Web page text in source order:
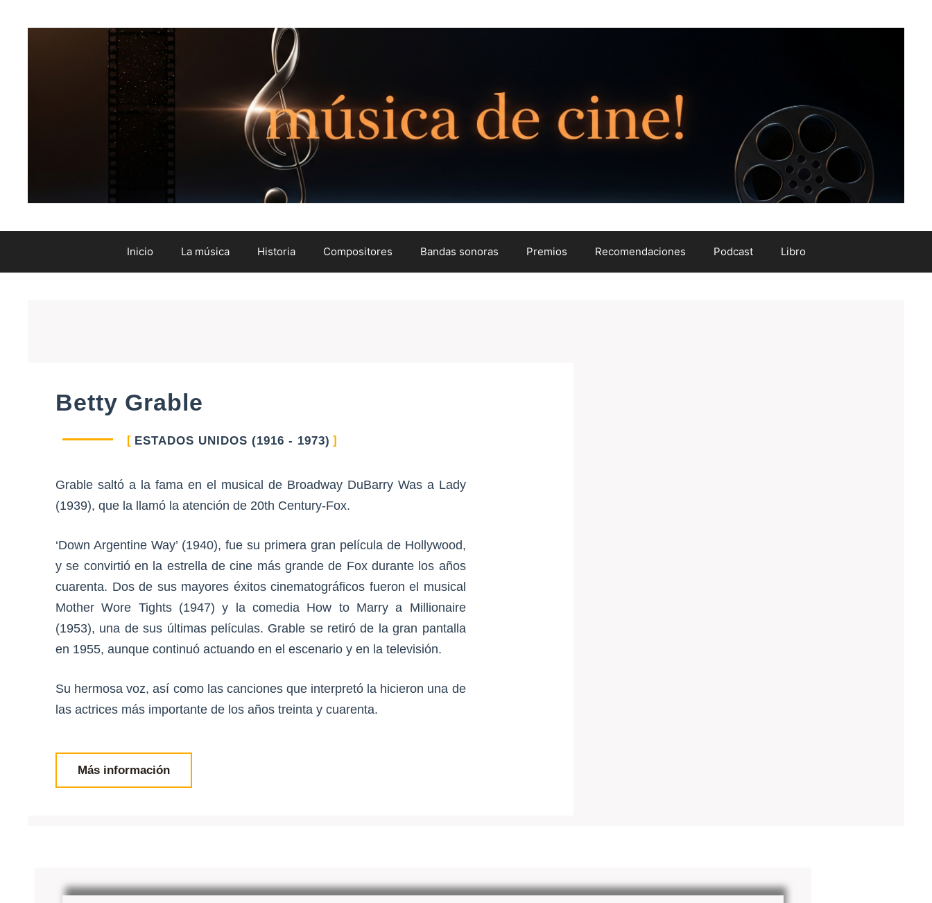
Inicio La música Historia Compositores Bandas sonoras Premios Recomendaciones Podcast Libro
Betty Grable
ESTADOS UNIDOS (1916 - 1973)
Grable saltó a la fama en el musical de Broadway DuBarry Was a Lady
(1939), que la llamó la atención de 20th Century-Fox.
‘Down Argentine Way’ (1940), fue su primera gran película de Hollywood,
y se convirtió en la estrella de cine más grande de Fox durante los años
cuarenta. Dos de sus mayores éxitos cinematográficos fueron el musical
Mother Wore Tights (1947) y la comedia How to Marry a Millionaire
(1953), una de sus últimas películas. Grable se retiró de la gran pantalla
en 1955, aunque continuó actuando en el escenario y en la televisión.
Su hermosa voz, así como las canciones que interpretó la hicieron una de
las actrices más importante de los años treinta y cuarenta.
Más información